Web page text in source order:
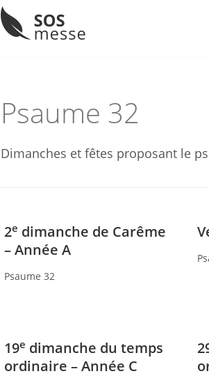
Menu
Psaume 32
Dimanches et fêtes proposant le
2e dimanche de Carême
– Année A
Psaume 32
19e dimanche du temps
ordinaire – Année C